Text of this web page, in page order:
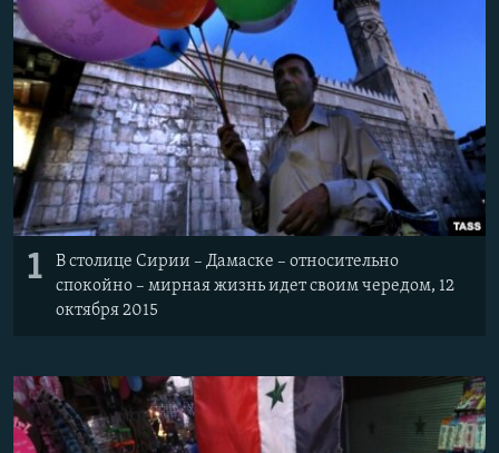
Հայերեն
English
Русский
Все сайты Радио Азатутюн
1
В столице Сирии – Дамаске – относительно
спокойно – мирная жизнь идет своим чередом, 12
октября 2015